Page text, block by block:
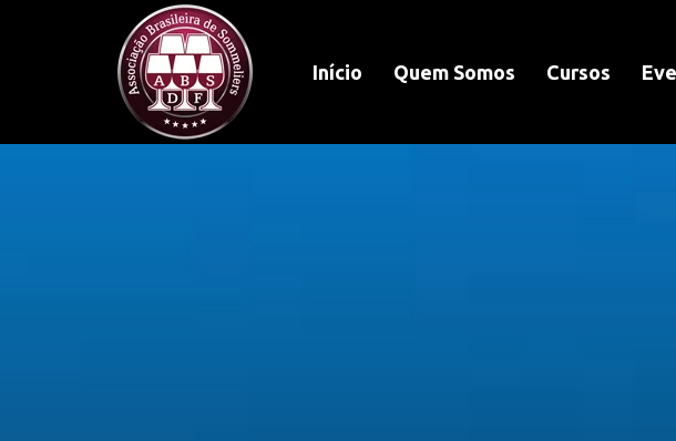
Início Quem Somos Cursos